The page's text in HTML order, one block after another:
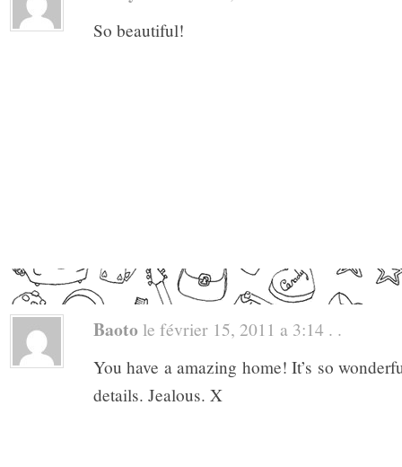
So beautiful!
Baoto le février 15, 2011 a 3:14 . .
You have a amazing home! It’s so
details. Jealous. X